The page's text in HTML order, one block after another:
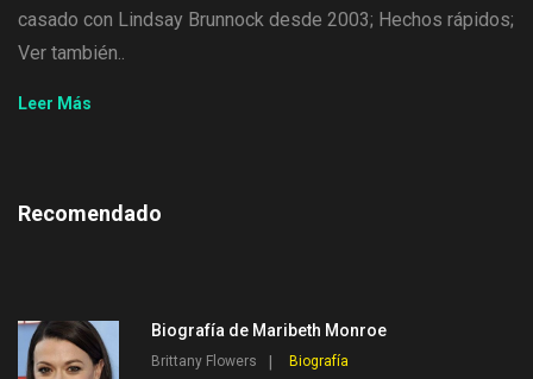
casado con Lindsay Brunnock desde 2003; Hechos rápidos;
Ver también..
Leer Más
Recomendado
Biografía de Maribeth Monroe
Brittany Flowers Biografía